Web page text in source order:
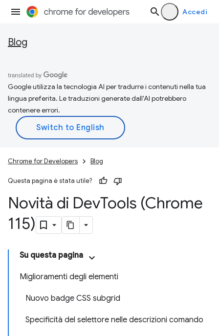
Accedi
Blog
Google utilizza la tecnologia AI per tradurre i contenuti nella tua
lingua preferita. Le traduzioni generate dall'AI potrebbero
contenere errori.
Chrome for Developers Blog
Questa pagina è stata utile?
Novità di DevTools (Chrome
115)
Su questa pagina
Miglioramenti degli elementi
Nuovo badge CSS subgrid
Specificità del selettore nelle descrizioni comando